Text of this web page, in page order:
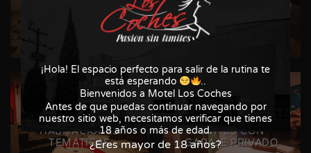
¡Hola! El espacio perfecto para salir de la rutina te
está esperando
..
Bienvenidos a Motel Los Coches
Antes de que puedas continuar navegando por
nuestro sitio web, necesitamos verificar que tienes
18 años o más de edad.
¿Eres mayor de 18 años?
HABITACIONES
TEMÁTICAS
SUITES CON
GARAJE PRIVADO